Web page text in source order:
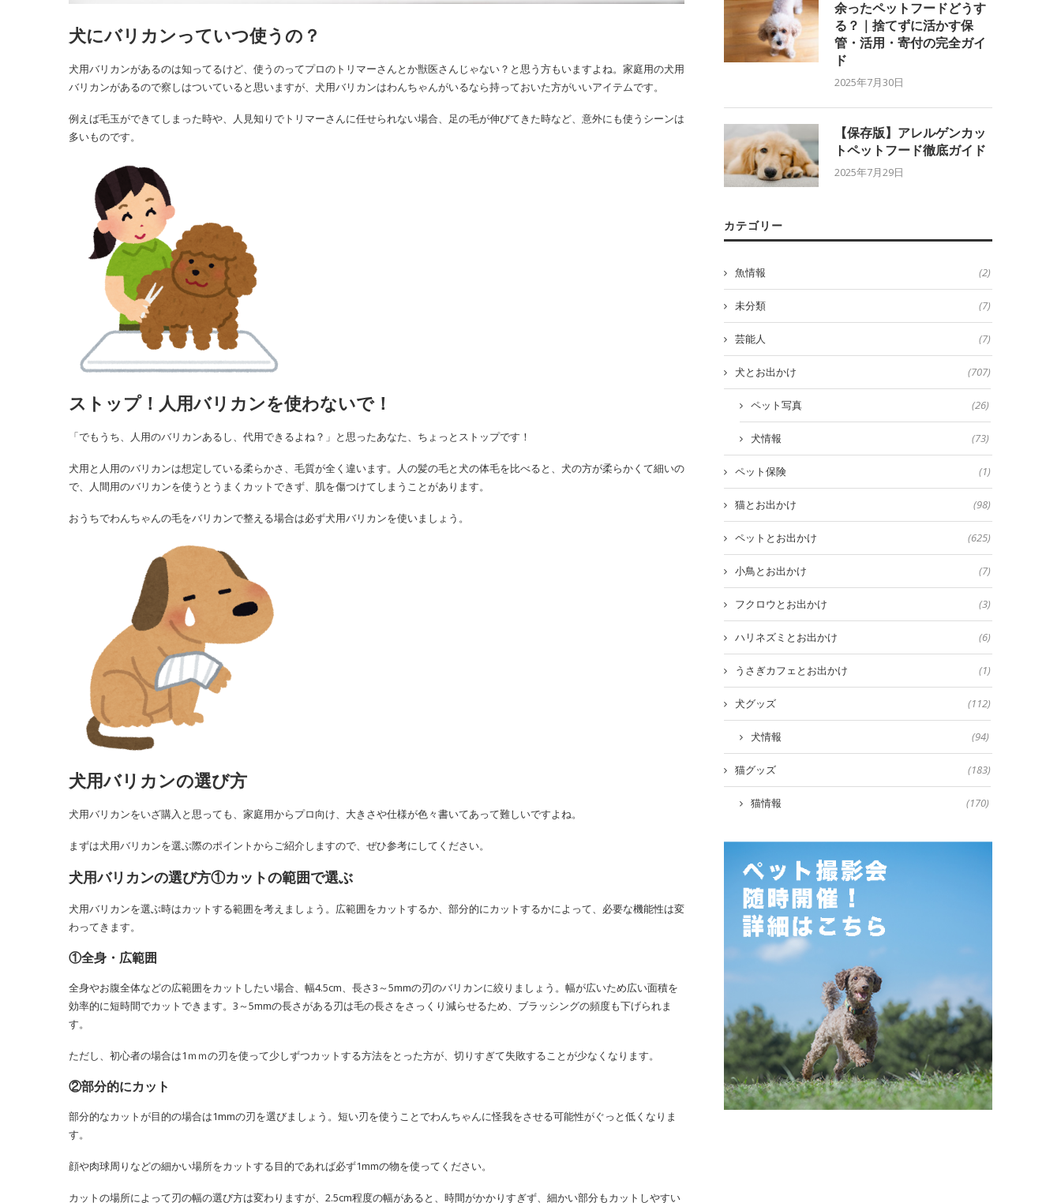
犬にバリカンっていつ使うの？
犬用バリカンがあるのは知ってるけど、使うのってプロのトリマーさんとか獣医さんじゃない？と思う方もいますよね。家庭用の犬用
バリカンがあるので察しはついていると思いますが、犬用バリカンはわんちゃんがいるなら持っておいた方がいいアイテムです。
例えば毛玉ができてしまった時や、人見知りでトリマーさんに任せられない場合、足の毛が伸びてきた時など、意外にも使うシーンは
多いものです。
ストップ！人用バリカンを使わないで！
「でもうち、人用のバリカンあるし、代用できるよね？」と思ったあなた、ちょっとストップです！
犬用と人用のバリカンは想定している柔らかさ、毛質が全く違います。人の髪の毛と犬の体毛を比べると、犬の方が柔らかくて細いの
で、人間用のバリカンを使うとうまくカットできず、肌を傷つけてしまうことがあります。
おうちでわんちゃんの毛をバリカンで整える場合は必ず犬用バリカンを使いましょう。
犬用バリカンの選び方
犬用バリカンをいざ購入と思っても、家庭用からプロ向け、大きさや仕様が色々書いてあって難しいですよね。
まずは犬用バリカンを選ぶ際のポイントからご紹介しますので、ぜひ参考にしてください。
犬用バリカンの選び方①カットの範囲で選ぶ
犬用バリカンを選ぶ時はカットする範囲を考えましょう。広範囲をカットするか、部分的にカットするかによって、必要な機能性は変
わってきます。
①全身・広範囲
全身やお腹全体などの広範囲をカットしたい場合、幅4.5cm、長さ3～5mmの刃のバリカンに絞りましょう。幅が広いため広い面積を
効率的に短時間でカットできます。3～5mmの長さがある刃は毛の長さをさっくり減らせるため、ブラッシングの頻度も下げられま
す。
ただし、初心者の場合は1ｍｍの刃を使って少しずつカットする方法をとった方が、切りすぎて失敗することが少なくなります。
②部分的にカット
部分的なカットが目的の場合は1mmの刃を選びましょう。短い刃を使うことでわんちゃんに怪我をさせる可能性がぐっと低くなりま
す。
顔や肉球周りなどの細かい場所をカットする目的であれば必ず1mmの物を使ってください。
カットの場所によって刃の幅の選び方は変わりますが、2.5cm程度の幅があると、時間がかかりすぎず、細かい部分もカットしやすい
余ったペットフードどうす
る？｜捨てずに活かす保
管・活用・寄付の完全ガイ
ド
2025年7月30日
【保存版】アレルゲンカッ
トペットフード徹底ガイド
2025年7月29日
カテゴリー
魚情報 (2)
未分類 (7)
芸能人 (7)
犬とお出かけ (707)
ペット写真 (26)
犬情報 (73)
ペット保険 (1)
猫とお出かけ (98)
ペットとお出かけ (625)
小鳥とお出かけ (7)
フクロウとお出かけ (3)
ハリネズミとお出かけ (6)
うさぎカフェとお出かけ (1)
犬グッズ (112)
犬情報 (94)
猫グッズ (183)
猫情報 (170)